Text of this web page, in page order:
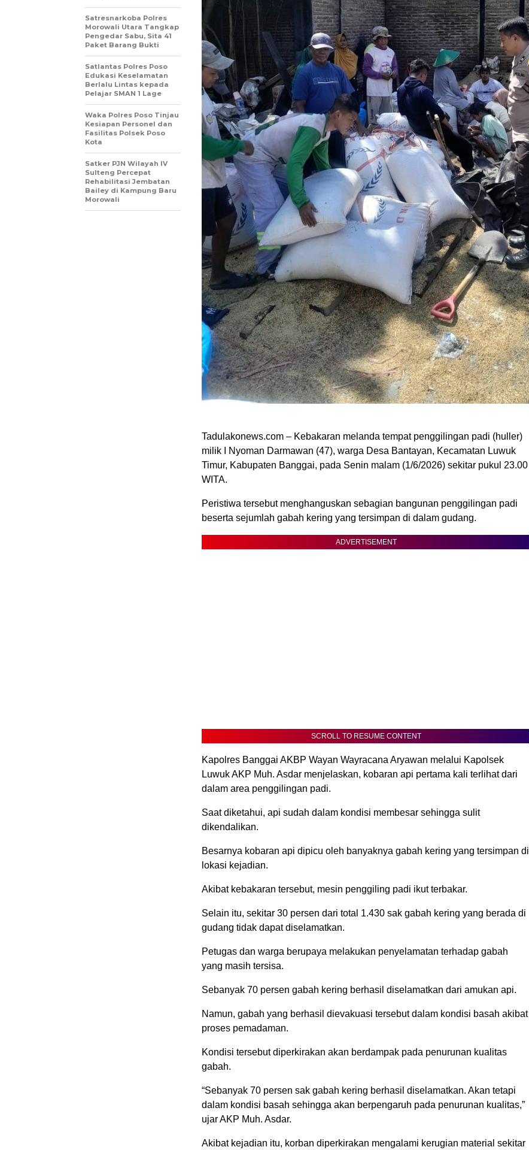
Tadulakonews.com – Kebakaran melanda tempat penggilingan padi (huller)
milik I Nyoman Darmawan (47), warga Desa Bantayan, Kecamatan Luwuk
Timur, Kabupaten Banggai, pada Senin malam (1/6/2026) sekitar pukul 23.00
WITA.
Peristiwa tersebut menghanguskan sebagian bangunan penggilingan padi
beserta sejumlah gabah kering yang tersimpan di dalam gudang.
ADVERTISEMENT
SCROLL TO RESUME CONTENT
Kapolres Banggai AKBP Wayan Wayracana Aryawan melalui Kapolsek
Luwuk AKP Muh. Asdar menjelaskan, kobaran api pertama kali terlihat dari
dalam area penggilingan padi.
Saat diketahui, api sudah dalam kondisi membesar sehingga sulit
dikendalikan.
Besarnya kobaran api dipicu oleh banyaknya gabah kering yang tersimpan di
lokasi kejadian.
Akibat kebakaran tersebut, mesin penggiling padi ikut terbakar.
Selain itu, sekitar 30 persen dari total 1.430 sak gabah kering yang berada di
gudang tidak dapat diselamatkan.
Petugas dan warga berupaya melakukan penyelamatan terhadap gabah
yang masih tersisa.
Sebanyak 70 persen gabah kering berhasil diselamatkan dari amukan api.
Namun, gabah yang berhasil dievakuasi tersebut dalam kondisi basah akibat
proses pemadaman.
Kondisi tersebut diperkirakan akan berdampak pada penurunan kualitas
gabah.
“Sebanyak 70 persen sak gabah kering berhasil diselamatkan. Akan tetapi
dalam kondisi basah sehingga akan berpengaruh pada penurunan kualitas,”
ujar AKP Muh. Asdar.
Akibat kejadian itu, korban diperkirakan mengalami kerugian material sekitar
Satresnarkoba Polres
Morowali Utara Tangkap
Pengedar Sabu, Sita 41
Paket Barang Bukti
Satlantas Polres Poso
Edukasi Keselamatan
Berlalu Lintas kepada
Pelajar SMAN 1 Lage
Waka Polres Poso Tinjau
Kesiapan Personel dan
Fasilitas Polsek Poso
Kota
Satker PJN Wilayah IV
Sulteng Percepat
Rehabilitasi Jembatan
Bailey di Kampung Baru
Morowali